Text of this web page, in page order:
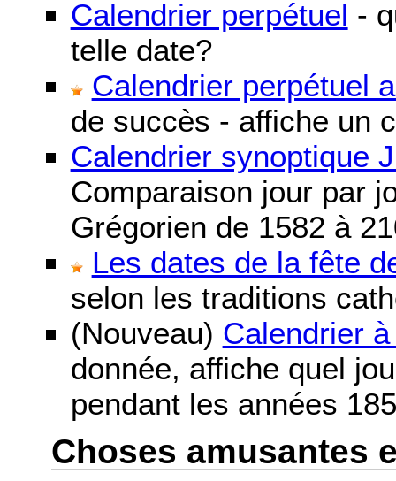
Calendrier perpétuel -
telle date?
Calendrier perpétuel
de succès - affiche un
Calendrier synoptique
Comparaison jour par
Grégorien de 1582 à
Les dates de la fête
selon les traditions
(Nouveau) Calendrier
donnée, affiche quel
pendant les années
Choses amusantes